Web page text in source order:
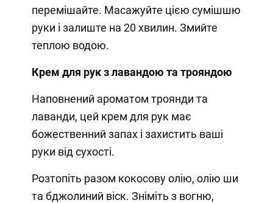
перемішайте. Масажуйте цією сумішшю
руки і залиште на 20 хвилин. Змийте
теплою водою.
Крем для рук з лавандою та трояндою
Наповнений ароматом троянди та
лаванди, цей крем для рук має
божественний запах і захистить ваші
руки від сухості.
Розтопіть разом кокосову олію, олію ши
та бджолиний віск. Зніміть з вогню,